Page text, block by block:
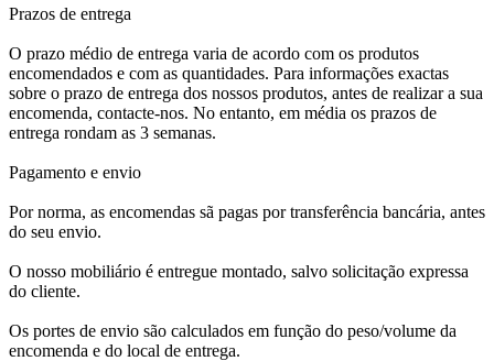
Prazos de entrega
O prazo médio de entrega varia de acordo com os produtos
encomendados e com as quantidades. Para informações exactas
sobre o prazo de entrega dos nossos produtos, antes de realizar a sua
encomenda, contacte-nos. No entanto, em média os prazos de
entrega rondam as 3 semanas.
Pagamento e envio
Por norma, as encomendas sã pagas por transferência bancária, antes
do seu envio.
O nosso mobiliário é entregue montado, salvo solicitação expressa
do cliente.
Os portes de envio são calculados em função do peso/volume da
encomenda e do local de entrega.